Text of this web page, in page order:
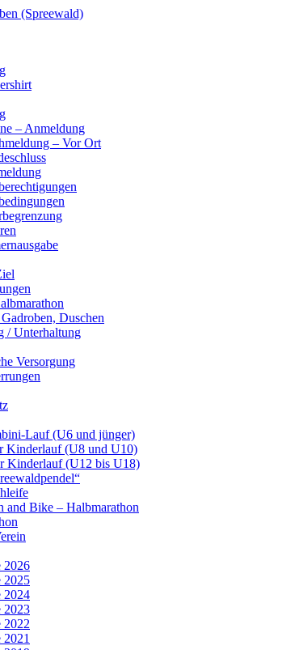
– Anmeldung
– Vor Ort
Duschen
/ Unterhaltung
Versorgung
Lauf (U6 und jünger)
Kinderlauf (U8 und U10)
Kinderlauf (U12 bis U18)
and Bike – Halbmarathon
2026
2025
2024
2023
2022
2021